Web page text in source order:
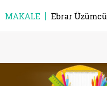
MAKALE Ebrar Üzümcü